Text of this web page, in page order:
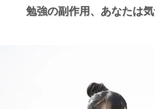
勉強の副作用、 あなたは気